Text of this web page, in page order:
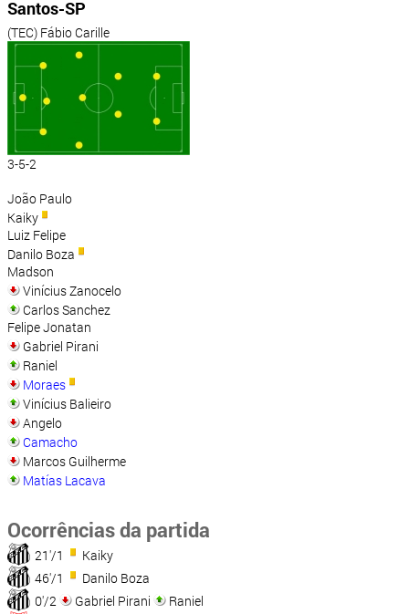
Santos-SP
(TEC) Fábio Carille
3-5-2
João Paulo
Kaiky
Luiz Felipe
Danilo Boza
Madson
Vinícius Zanocelo
Carlos Sanchez
Felipe Jonatan
Gabriel Pirani
Raniel
Moraes
Vinícius Balieiro
Angelo
Camacho
Marcos Guilherme
Matías Lacava
Ocorrências da partida
21'/1
Kaiky
46'/1
Danilo Boza
0'/2
Gabriel Pirani
Raniel